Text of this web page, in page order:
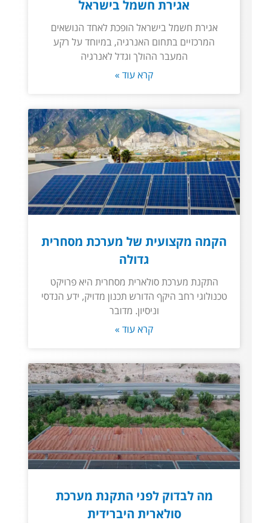
אגירת חשמל בישראל
אגירת חשמל בישראל הופכת לאחד הנושאים
המרכזיים בתחום האנרגיה, במיוחד על רקע
המעבר ההולך וגדל לאנרגיה
קרא עוד »
הקמה מקצועית של מערכת מסחרית
גדולה
התקנת מערכת סולארית מסחרית היא פרויקט
טכנולוגי רחב היקף הדורש תכנון מדויק, ידע הנדסי
וניסיון. מדובר
קרא עוד »
מה לבדוק לפני התקנת מערכת
סולארית היברידית